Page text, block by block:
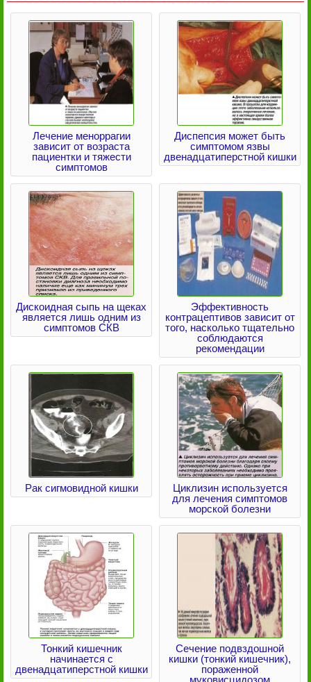
Лечение меноррагии
зависит от возраста
пациентки и тяжести
симптомов
Диспепсия может быть
симптомом язвы
двенадцатиперстной кишки
Дискоидная сыпь на щеках
является лишь одним из
симптомов СКВ
Эффективность
контрацептивов зависит от
того, насколько тщательно
соблюдаются
рекомендации
Рак сигмовидной кишки
Циклизин используется
для лечения симптомов
морской болезни
Тонкий кишечник
начинается с
двенадцатиперстной кишки
Сечение подвздошной
кишки (тонкий кишечник),
пораженной
муковисцидозом